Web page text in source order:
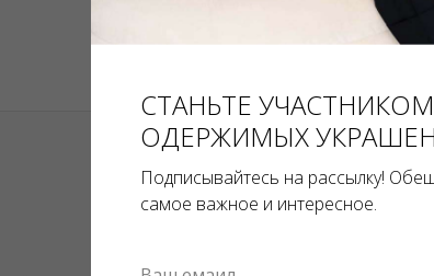
СТАНЬТЕ
ОДЕРЖИМЫХ
Подписывайтесь на рассылку!
самое важное и интересное.